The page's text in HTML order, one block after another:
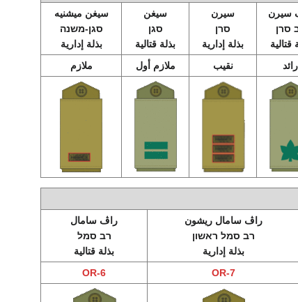
سيرن
סרן
قتالية
سيرن
סרן
بذلة إدارية
سيغن
סגן
بذلة قتالية
سيغن ميشنيه
סגן-משנה
بذلة إدارية
رائد نقيب ملازم أول ملازم
راڤ سامال ريشون
רב סמל ראשון
بذلة إدارية
راڤ سامال
רב סמל
بذلة قتالية
OR-7
OR-6